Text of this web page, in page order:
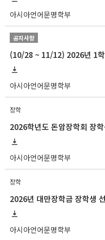
아시아언어문명학부
공지사항
아시아언어문명학부
장학
2026학년도 돈암장학회 장
아시아언어문명학부
장학
2026년 대만장학금 장학생
아시아언어문명학부